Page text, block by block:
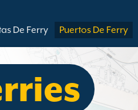
De Ferry Puertos De Ferry